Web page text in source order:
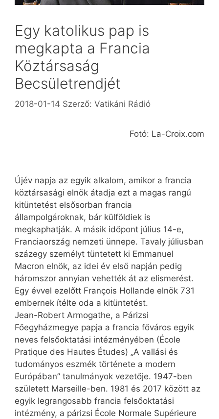
Egy katolikus pap is
megkapta a Francia
Köztársaság
Becsületrendjét
2018-01-14 Szerző: Vatikáni Rádió
Fotó: La-Croix.com
Újév napja az egyik alkalom, amikor a francia
köztársasági elnök átadja ezt a magas rangú
kitüntetést elsősorban francia
állampolgároknak, bár külföldiek is
megkaphatják. A másik időpont július 14-e,
Franciaország nemzeti ünnepe. Tavaly júliusban
százegy személyt tüntetett ki Emmanuel
Macron elnök, az idei év első napján pedig
háromszor annyian vehették át az elismerést.
Egy évvel ezelőtt François Hollande elnök 731
embernek ítélte oda a kitüntetést.
Jean-Robert Armogathe, a Párizsi
Főegyházmegye papja a francia főváros egyik
neves felsőoktatási intézményében (École
Pratique des Hautes Études) „A vallási és
tudományos eszmék története a modern
Európában” tanulmányok vezetője. 1947-ben
született Marseille-ben. 1981 és 2017 között az
egyik legrangosabb francia felsőoktatási
intézmény, a párizsi École Normale Supérieure